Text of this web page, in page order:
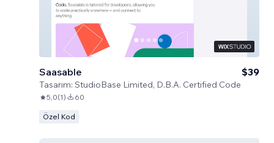
Saasable
Tasarım: StudioBase Limited, D.B.A. Certified Code
$39
5,0(1) 60
Özel Kod